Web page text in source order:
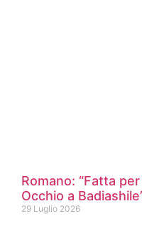
Romano: “Fatta
Occhio a
29 Luglio 2026